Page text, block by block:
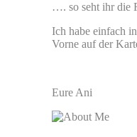
…. so seht ihr die
Ich habe einfach
Vorne auf der
Eure Ani